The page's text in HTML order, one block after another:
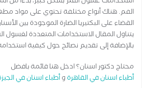
الفم. هناك أنواع مختلفة تحتوي على مواد
القضاء على البكتيريا الضارة الموجودة بين
يتناول المقال الاستخدامات المتعددة لغسول
بالإضافة إلى تقديم نصائح حول كيفية
محتاج دكتور اسنان؟ ادخل هنا قائمة بافضل
أطباء اسنان في القاهرةوأطباء اسنان في